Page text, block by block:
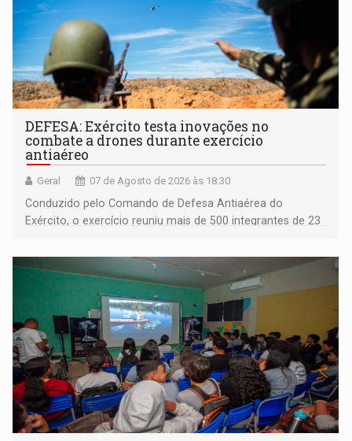
DEFESA: Exército testa inovações no
combate a drones durante exercício
antiaéreo
Geral 07 de Agosto de 2026 às 18:30
Conduzido pelo Comando de Defesa Antiaérea do
Exército, o exercício reuniu mais de 500 integrantes de 23